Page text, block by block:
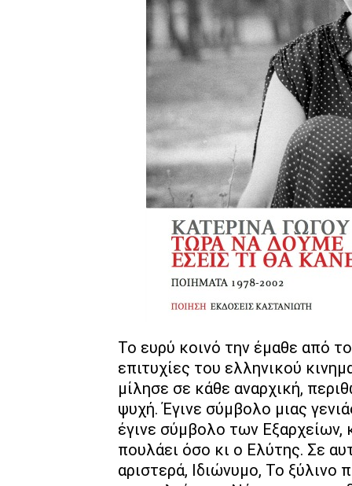
Το ευρύ κοινό την έμαθε από
επιτυχίες του ελληνικού
μίλησε σε κάθε αναρχική,
ψυχή. Έγινε σύμβολο μιας
έγινε σύμβολο των Εξαρχείων,
πουλάει όσο κι ο Ελύτης. Σε
αριστερά, Ιδιώνυμο, Το